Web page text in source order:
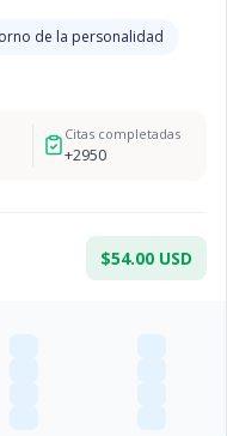
de la personalidad
Citas completadas
+2950
$54.00 USD